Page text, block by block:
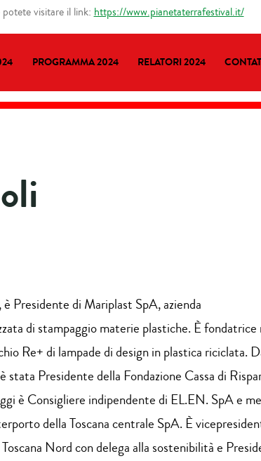
PROGRAMMA 2024 RELATORI 2024
visitare il link: https://www.pianetaterrafestival.it/
Presidente di Mariplast SpA, azienda
di stampaggio materie plastiche. È fondatrice
Re+ di lampade di design in plastica riciclata.
stata Presidente della Fondazione Cassa di
è Consigliere indipendente di EL.EN. SpA e
della Toscana centrale SpA. È
Nord con delega alla sostenibilità e